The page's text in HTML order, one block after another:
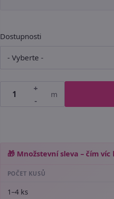
Dostupnosti
+
-
m
🎁 Množstevní sleva – čím
POČET KUSŮ
1–4 ks